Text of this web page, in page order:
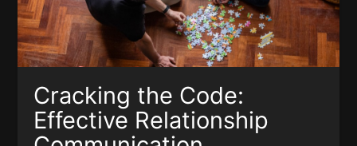
Cracking the Code:
Effective Relationship